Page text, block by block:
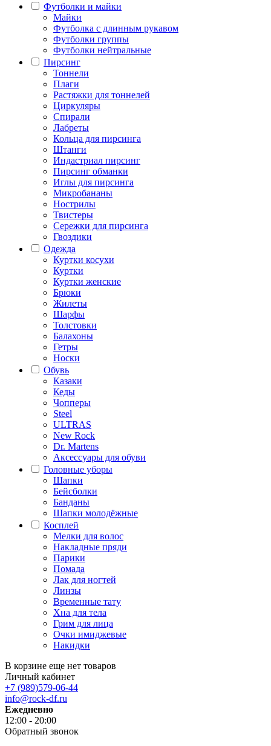
Футболки и майки
Майки
Футболка с длинным рукавом
Футболки группы
Футболки нейтральные
Пирсинг
Тоннели
Плаги
Растяжки для тоннелей
Циркуляры
Спирали
Лабреты
Кольца для пирсинга
Штанги
Индастриал пирсинг
Пирсинг обманки
Иглы для пирсинга
Микробананы
Нострилы
Твистеры
Сережки для пирсинга
Гвоздики
Одежда
Куртки косухи
Куртки
Куртки женские
Брюки
Жилеты
Шарфы
Толстовки
Балахоны
Гетры
Носки
Обувь
Казаки
Кеды
Чопперы
Steel
ULTRAS
New Rock
Dr. Martens
Аксессуары для обуви
Головные уборы
Шапки
Бейсболки
Банданы
Шапки молодёжные
Косплей
Мелки для волос
Накладные пряди
Парики
Помада
Лак для ногтей
Линзы
Временные тату
Хна для тела
Грим для лица
Очки имиджевые
Накидки
В корзине еще нет товаров
Личный кабинет
+7 (989)579-06-44
info@rock-df.ru
Ежедневно
12:00 - 20:00
Обратный звонок